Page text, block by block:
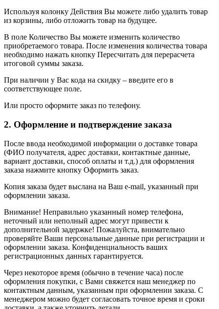
Используя колонку Действия Вы можете либо удалить товар
из корзины, либо отложить товар на будущее.
В поле Количество Вы можете изменить количество
приобретаемого товара. После изменения количества товара
необходимо нажать кнопку Пересчитать для перерасчета
итоговой суммы заказа.
При наличии у Вас кода на скидку – введите его в
соответствующее поле.
Или просто оформите заказ по телефону.
2. Оформление и подтверждение заказа
После ввода необходимой информации о доставке товара
(ФИО получателя, адрес доставки, контактные данные,
вариант доставки, способ оплаты и т.д.) для оформления
заказа нажмите кнопку Оформить заказ.
Копия заказа будет выслана на Ваш e-mail, указанный при
оформлении заказа.
Внимание! Неправильно указанный номер телефона,
неточный или неполный адрес могут привести к
дополнительной задержке! Пожалуйста, внимательно
проверяйте Ваши персональные данные при регистрации и
оформлении заказа. Конфиденциальность ваших
регистрационных данных гарантируется.
Через некоторое время (обычно в течение часа) после
оформления покупки, с Вами свяжется наш менеджер по
контактным данным, указанным при оформлении заказа. С
менеджером можно будет согласовать точное время и сроки